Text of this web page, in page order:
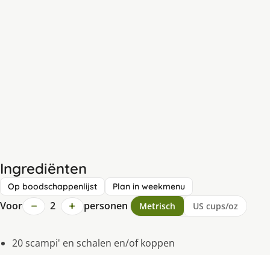
Ingrediënten
Op boodschappenlijst Plan in weekmenu
Voor − 2 + personen Metrisch US cups/oz
20 scampi' en schalen en/of koppen